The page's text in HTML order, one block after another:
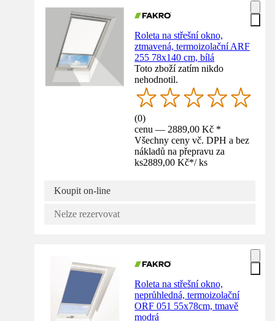
Roleta na střešní okno,
ztmavená, termoizolační ARF
255 78x140 cm, bílá
Toto zboží zatím nikdo
nehodnotil.
(0)
cenu — 2889,00 Kč *
Všechny ceny vč. DPH a bez
nákladů na přepravu za
ks2889,00 Kč*/ ks
Koupit on-line
Nelze rezervovat
Roleta na střešní okno,
neprůhledná, termoizolační
ORF 051 55x78cm, tmavě
modrá